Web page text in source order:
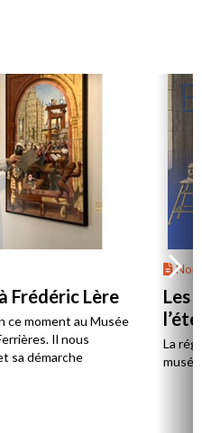
Frédéric Lère
ce moment au Musée
Il nous
sa démarche
Les
l’été
La